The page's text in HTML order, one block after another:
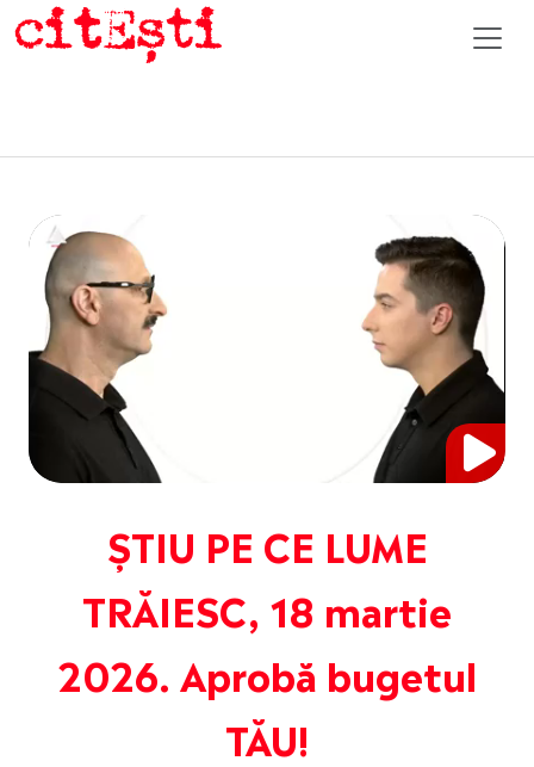
ȘTIU PE CE LUME
TRĂIESC, 18 martie
2026. Aprobă bugetul
TĂU!